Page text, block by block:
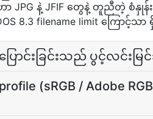
JPG နဲ့ JFIF တွေနဲ့ တူညီတဲ့ စံနှုန်
8.3 filename limit ကြောင့်သာ
ပြောင်းခြင်းသည် ပွင့်လင်း
(sRGB / Adobe